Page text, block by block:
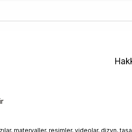
materyaller, resimler, videolar, dizyn,